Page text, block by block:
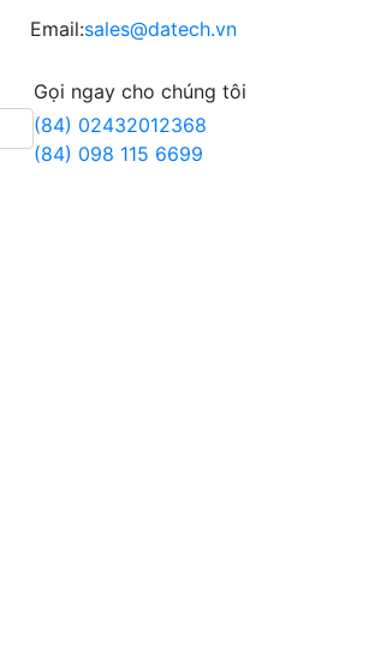
Email:sales@datech.vn
Gọi ngay cho chúng tôi
(84) 02432012368
(84) 098 115 6699